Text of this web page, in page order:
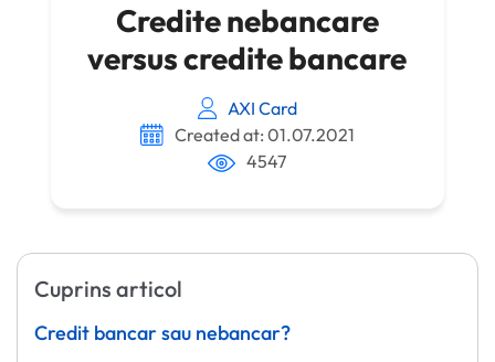
Credite nebancare
versus credite bancare
AXI Card
Created at: 01.07.2021
4547
Cuprins articol
Credit bancar sau nebancar?